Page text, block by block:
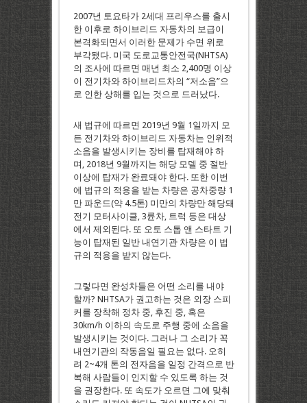
2007년 토요타가 2세대 프리우스를 출시
한 이후로 하이브리드 자동차의 보급이
본격화되면서 이러한 문제가 수면 위로
부각됐다. 미국 도로교통안전국(NHTSA)
의 조사에 따르면 매년 최소 2,400명 이상
이 전기차와 하이브리드차의 “저소음”으
로 인한 상해를 입는 것으로 드러났다.
새 법규에 따르면 2019년 9월 1일까지 모
든 전기차와 하이브리드 자동차는 인위적
소음을 발생시키는 장비를 탑재해야 하
며, 2018년 9월까지는 해당 모델 중 절반
이상에 탑재가 완료돼야 한다. 또한 이번
에 법규의 적용을 받는 차량은 공차중량 1
만 파운드(약 4.5톤) 미만의 차량만 해당돼
전기 모터사이클, 3륜차, 트럭 등은 대상
에서 제외된다. 또 오토 스톱 앤 스타트 기
능이 탑재된 일반 내연기관 차량은 이 법
규의 적용을 받지 않는다.
그렇다면 완성차들은 어떤 소리를 내야
할까? NHTSA가 권고하는 것은 외장 스피
커를 장착해 정차 중, 후진 중, 혹은
30km/h 이하의 속도로 주행 중에 소음을
발생시키는 것이다. 그러나 그 소리가 꼭
내연기관의 작동음일 필요는 없다. 오히
려 2~4개 톤의 전자음을 일정 간격으로 반
복해 사람들이 인지할 수 있도록 하는 것
을 권장한다. 또 속도가 오르면 그에 맞춰